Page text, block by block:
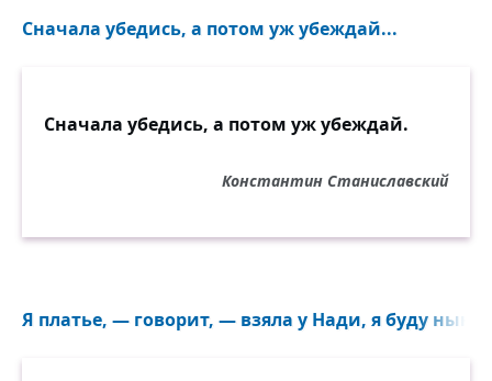
Сначала убедись, а потом уж убеждай...
Сначала убедись, а потом уж убеждай.
Константин Станиславский
Я платье, — говорит, — взяла у Нади, я буду